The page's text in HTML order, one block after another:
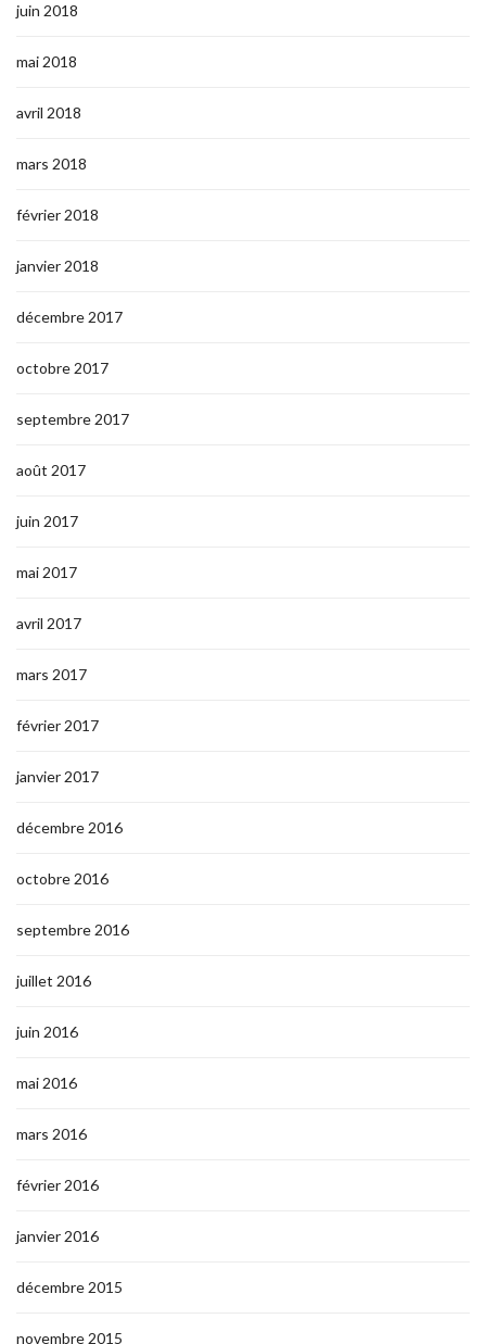
juin 2018
mai 2018
avril 2018
mars 2018
février 2018
janvier 2018
décembre 2017
octobre 2017
septembre 2017
août 2017
juin 2017
mai 2017
avril 2017
mars 2017
février 2017
janvier 2017
décembre 2016
octobre 2016
septembre 2016
juillet 2016
juin 2016
mai 2016
mars 2016
février 2016
janvier 2016
décembre 2015
novembre 2015